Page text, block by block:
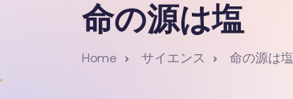
命の源は塩
Home サイエンス 命の源は塩